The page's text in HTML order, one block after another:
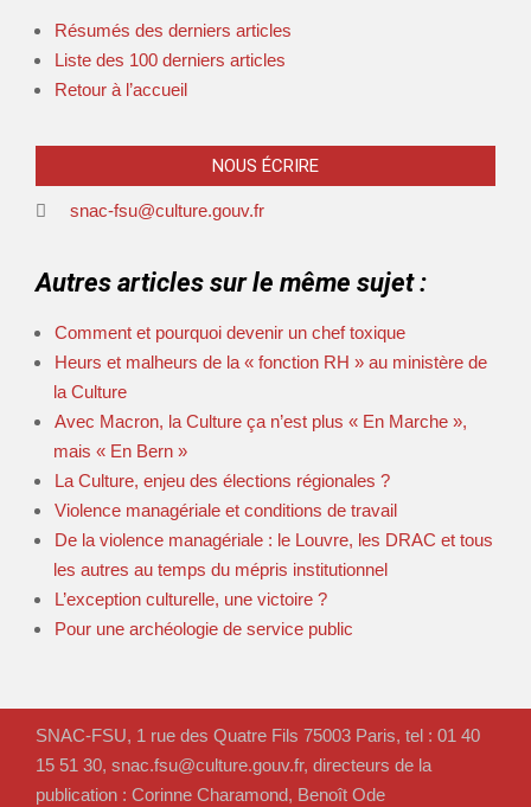
Résumés des derniers articles
Liste des 100 derniers articles
Retour à l’accueil
NOUS ÉCRIRE
snac-fsu@culture.gouv.fr
Autres articles sur le même sujet :
Comment et pourquoi devenir un chef toxique
Heurs et malheurs de la « fonction RH » au ministère de
la Culture
Avec Macron, la Culture ça n’est plus « En Marche »,
mais « En Bern »
La Culture, enjeu des élections régionales ?
Violence managériale et conditions de travail
De la violence managériale : le Louvre, les DRAC et tous
les autres au temps du mépris institutionnel
L’exception culturelle, une victoire ?
Pour une archéologie de service public
SNAC-FSU, 1 rue des Quatre Fils 75003 Paris, tel : 01 40
15 51 30, snac.fsu@culture.gouv.fr, directeurs de la
publication : Corinne Charamond, Benoît Ode